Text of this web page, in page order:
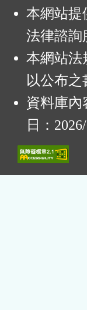
本網站提
法律諮詢
本網站法
以公布之
資料庫
日：